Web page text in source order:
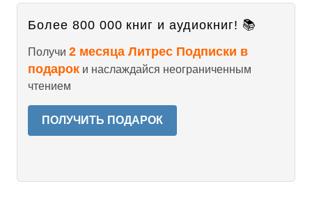
Более 800 000 книг и аудиокниг! 📚
Получи 2 месяца Литрес Подписки в
подарок и наслаждайся неограниченным
чтением
ПОЛУЧИТЬ ПОДАРОК